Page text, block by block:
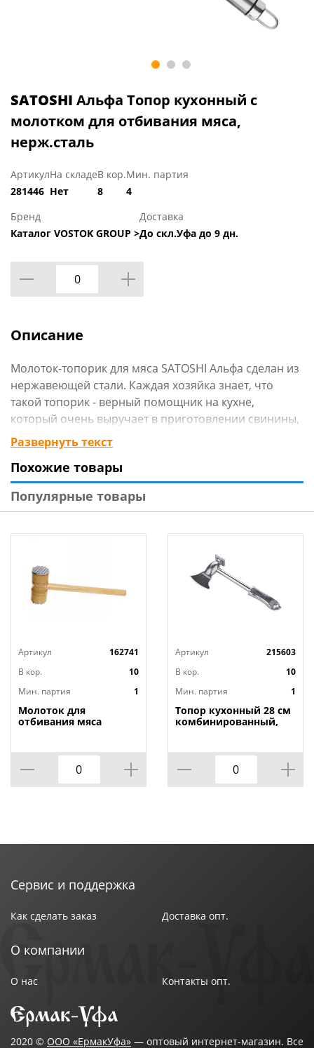
SATOSHI Альфа Топор кухонный с
молотком для отбивания мяса,
нерж.сталь
Артикул
281446
На складе
Нет
В кор.
8
Мин. партия
4
Бренд
Каталог VOSTOK GROUP >
Доставка
До скл.Уфа до 9 дн.
Описание
Молоток-топорик для мяса SATOSHI Альфа сделан из
нержавеющей стали. Каждая хозяйка знает, что
такой топорик - верный помощник на кухне,
который очень выручает в приготовлении свинины,
баранины или любого другого вида мяса. Удобная
ручка не позволит выскользнуть молотку-топорику
из руки, изделие очень просто мыть и хранить.
Технические характеристики:
Бренд : SATOSHI
Размер упаковки : 26,3х10,4х6,1 см
Размер : 26х10 см
Вес в упаковке : 0,31 кг
Развернуть текст
Похожие товары
Популярные товары
Артикул
162741
В кор.
10
Мин. партия
1
Молоток для
отбивания мяса
Артикул
215603
В кор.
10
Мин. партия
1
Топор кухонный 28 см
комбинированный,
1/50
Сервис и поддержка
Как сделать заказ Доставка опт.
О компании
О нас Контакты опт.
2020 © ООО «ЕрмакУфа» — оптовый интернет-магазин. Все